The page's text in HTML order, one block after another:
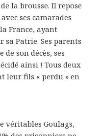
la brousse. Il repose
ses camarades
France, ayant
Patrie. Ses parents
son décès, ses
ainsi ! Tous deux
leur fils « perdu » en
véritables Goulags,